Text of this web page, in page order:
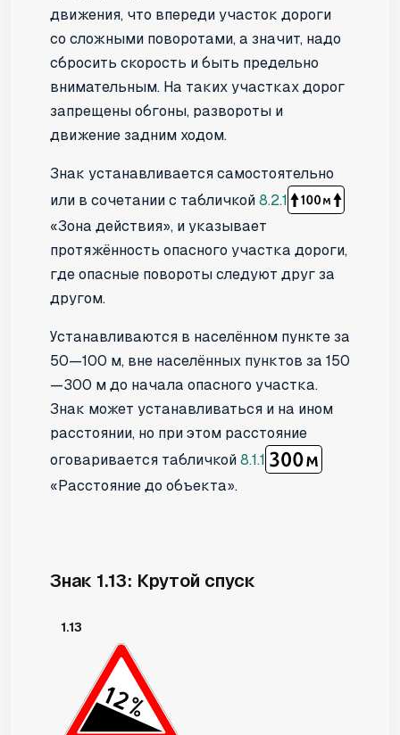
движения, что впереди участок дороги
со сложными поворотами, а значит, надо
сбросить скорость и быть предельно
внимательным. На таких участках дорог
запрещены обгоны, развороты и
движение задним ходом.
Знак устанавливается самостоятельно
или в сочетании с табличкой 8.2.1
«Зона действия», и указывает
протяжённость опасного участка дороги,
где опасные повороты следуют друг за
другом.
Устанавливаются в населённом пункте за
50—100 м, вне населённых пунктов за 150
—300 м до начала опасного участка.
Знак может устанавливаться и на ином
расстоянии, но при этом расстояние
оговаривается табличкой 8.1.1
«Расстояние до объекта».
Знак 1.13: Крутой спуск
1.13